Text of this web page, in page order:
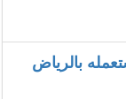
بالرياض